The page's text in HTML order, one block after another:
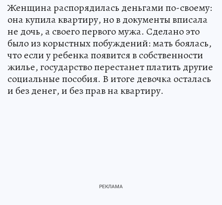
Женщина распорядилась деньгами по-своему:
она купила квартиру, но в документы вписала
не дочь, а своего первого мужа. Сделано это
было из корыстных побуждений: мать боялась,
что если у ребенка появится в собственности
жилье, государство перестанет платить другие
социальные пособия. В итоге девочка осталась
и без денег, и без прав на квартиру.